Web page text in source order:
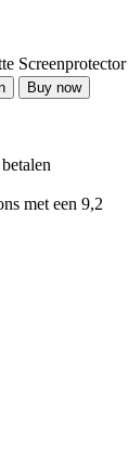
Buy now
met een 9,2